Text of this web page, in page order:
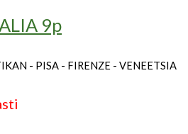
9p
- PISA - FIRENZE - VENEETSIA